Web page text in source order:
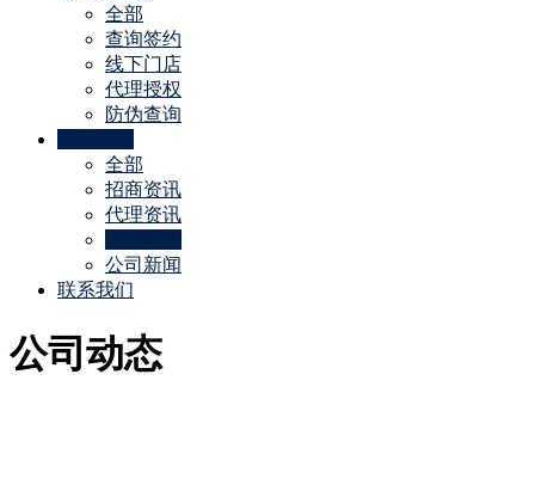
全部
查询签约
线下门店
代理授权
防伪查询
全部
招商资讯
代理资讯
公司新闻
联系我们
公司动态